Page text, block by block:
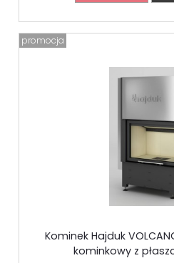
Kominek Hajduk
kominkowy z
promocja